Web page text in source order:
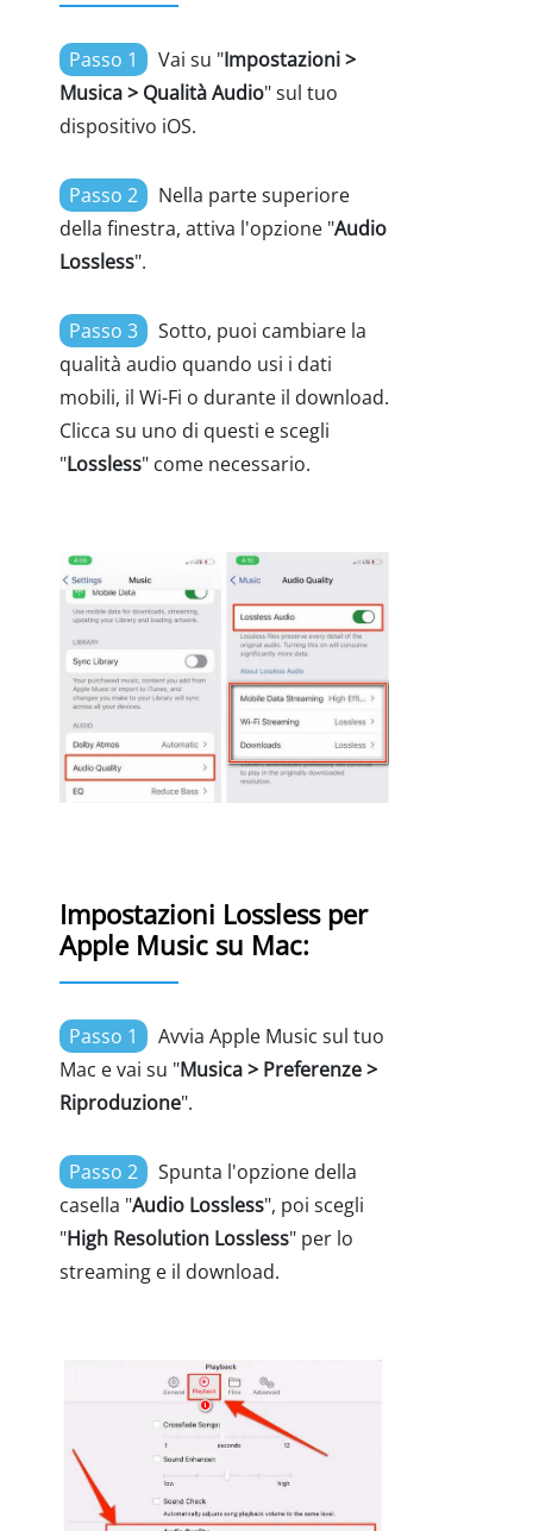
Passo 1 Vai su "Impostazioni >
Musica > Qualità Audio" sul tuo
dispositivo iOS.
Passo 2
Nella parte superiore
della finestra, attiva l'opzione "Audio
Lossless".
Passo 3
Sotto, puoi cambiare la
qualità audio quando usi i dati
mobili, il Wi-Fi o durante il download.
Clicca su uno di questi e scegli
"Lossless" come necessario.
Impostazioni Lossless per
Apple Music su Mac:
Passo 1
Avvia Apple Music sul tuo
Mac e vai su "Musica > Preferenze >
Riproduzione".
Passo 2
Spunta l'opzione della
casella "Audio Lossless", poi scegli
"High Resolution Lossless" per lo
streaming e il download.